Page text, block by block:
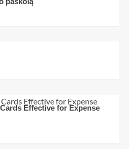
Effective for Expense